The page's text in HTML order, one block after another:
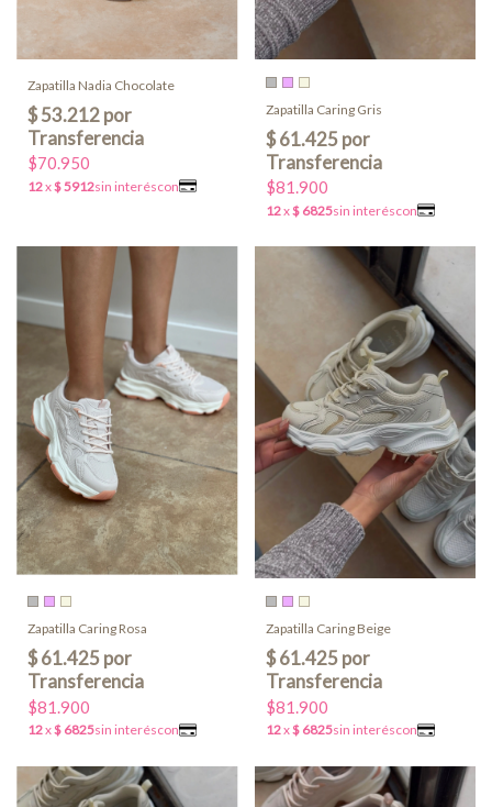
Zapatilla Nadia Chocolate
$70.950
Zapatilla Caring Gris
$81.900
Zapatilla Caring Rosa
$81.900
Zapatilla Caring Beige
$81.900